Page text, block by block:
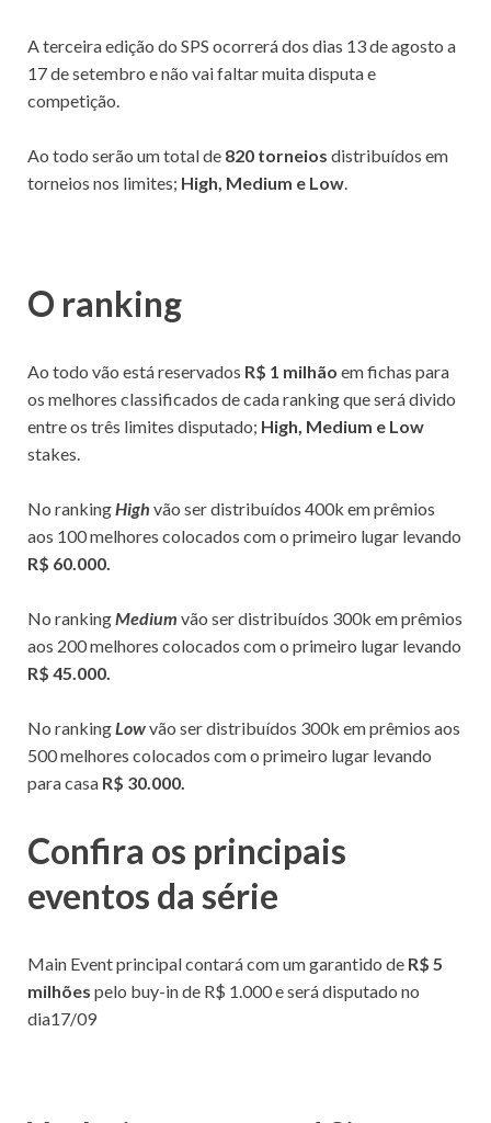
A terceira edição do SPS ocorrerá dos dias 13 de agosto a
17 de setembro e não vai faltar muita disputa e
competição.
Ao todo serão um total de 820 torneios distribuídos em
torneios nos limites; High, Medium e Low
O ranking
Ao todo vão está reservados R$ 1 milhão em fichas para
os melhores classificados de cada ranking que será divido
entre os três limites disputado; High, Medium e Low
stakes.
No rankingHigh vão ser distribuídos 400k em prêmios
aos 100 melhores colocados com o primeiro lugar levando
R$ 60.000.
No rankingMedium vão ser distribuídos 300k em prêmios
aos 200 melhores colocados com o primeiro lugar levando
R$ 45.000.
No rankingLowvão ser distribuídos 300k em prêmios aos
500 melhores colocados com o primeiro lugar levando
para casa R$ 30.000.
Confira os principais
eventos da série
Main Event principal contará com um garantido de R$ 5
milhões pelo buy-in de R$ 1.000 e será disputado no
dia17/09